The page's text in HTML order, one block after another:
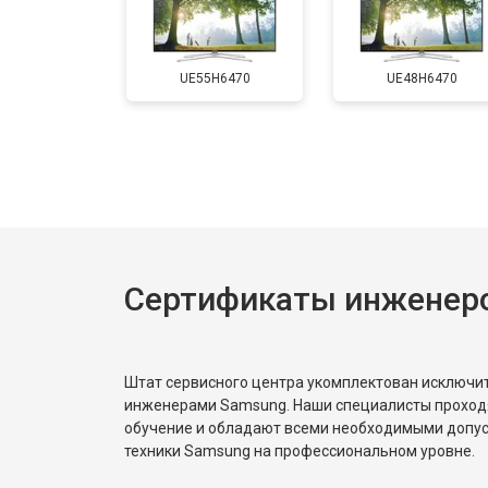
Замена матрицы
UE55H6470 UE48H6470
Сертификаты
Штат сервисного центра укомплектован
инженерами Samsung. Наши специалисты
обучение и обладают всеми необходимыми
техники Samsung на профессиональном уровне.